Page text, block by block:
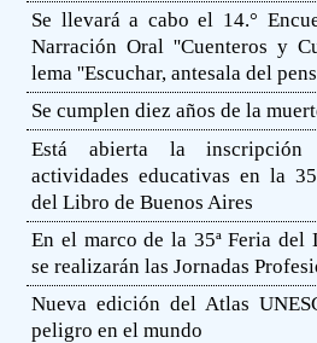
Se llevará a cabo el 14.°
Narración Oral ''Cuenteros y
lema ''Escuchar, antesala del
Se cumplen diez años de la
Está abierta la
actividades educativas en la
del Libro de Buenos Aires
En el marco de la 35ª Feria del
se realizarán las Jornadas
Nueva edición del Atlas
peligro en el mundo